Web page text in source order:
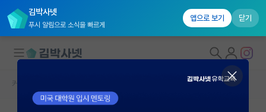
김박사넷
푸시 알림으로 소식을 빠르게
앱으로 보기 닫기
대학원생 모집
커뮤니티 홈